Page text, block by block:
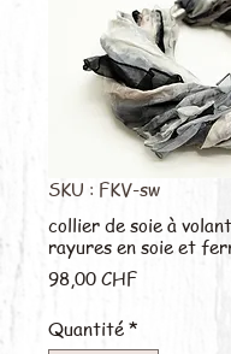
SKU : FKV-sw
collier de soie à
rayures en soie et
98,00 CHFPrix
Quantité *